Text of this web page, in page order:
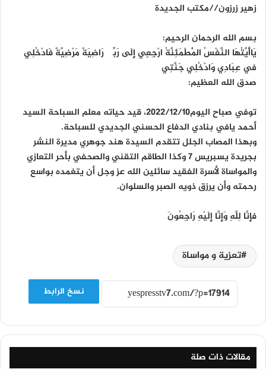
زهير زرزون//مكتب الجديدة
بسم الله الرحمان الرحيم:
يَاأَيَّتُهَا النَّفْسُ الْمُطْمَئِنَّةُ ارْجِعِِي إِلَى رَبِّگ رَاضِيَةً مَرْضِيَّةً فَادْخُلِي
في عِبَادِي وَادْخُلِي جَنَّتِي
صدق الله العظيم:
توفي صباح اليوم2022/12/10، قيد حياته معلم السباحة السيد
أحمد يافي بنادي الدفاع الحسني الجديدي للسباحة.
وبهذا المصاب الجلل تتقدم السيدة هند جوهري مديرة النشر
بجريدة يسبريس 7 وكذا الطاقم التقني والصحفي بأحر التعازي
والمواساة لأسرة الفقيد سائلين الله عز وجل أن يتغمده بواسع
رحمته وأن يرزق ذويه الصبر والسلوان.
فإِنَّا لِلَّهِ وَإِنَّا إِلَيْهِ رَاجِعُونَ
تعزية و مواساة
نسخ الرابط
مقالات ذات صلة